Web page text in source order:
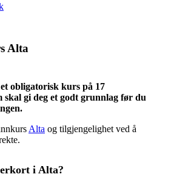
Alta
obligatorisk kurs på 17
skal gi deg et godt grunnlag før du
Alta og tilgjengelighet ved å
i Alta?